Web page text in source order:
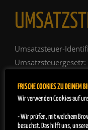
Umsatzsteuer-
Umsatzsteuergesetz:
FRISCHE COOKIES ZU DEINEM
Wir verwenden Cookies auf
- Wir prüfen, mit welchem
besuchst. Das hilft uns,